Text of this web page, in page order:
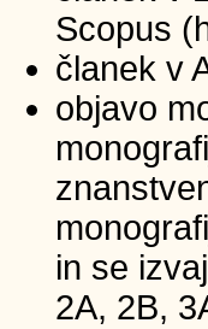
Scopus
članek v
objavo
in se
2A, 2B,